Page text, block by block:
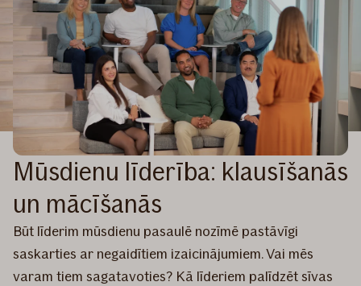
Mūsdienu līderība: klausīšanās
un mācīšanās
Būt līderim mūsdienu pasaulē nozīmē pastāvīgi
saskarties ar negaidītiem izaicinājumiem. Vai mēs
varam tiem sagatavoties? Kā līderiem palīdzēt sīvas